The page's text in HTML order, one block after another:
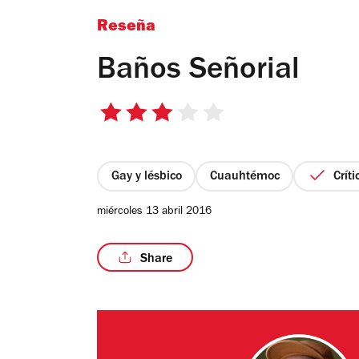
Reseña
Baños Señorial
3
estrellas
Gay y lésbico Cuauhtémoc
miércoles 13 abril 2016
Share